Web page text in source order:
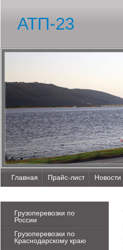
АТП-23
Главная Прайс-лист Новости
Грузоперевозки по
России
Грузоперевозки по
Краснодарскому краю